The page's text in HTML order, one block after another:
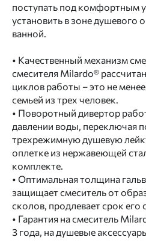
поступать под комфортным
установить в зоне душевого
ванной.
• Качественный механизм
смесителя Milardo®
циклов работы – это не
семьей из трех человек.
• Поворотный дивертор
давлении воды, переключая
трехрежимную душевую
оплетке из нержавеющей
комплекте.
• Оптимальная толщина
защищает смеситель от
сколов, продлевает срок
• Гарантия на смеситель
3 года, на душевые